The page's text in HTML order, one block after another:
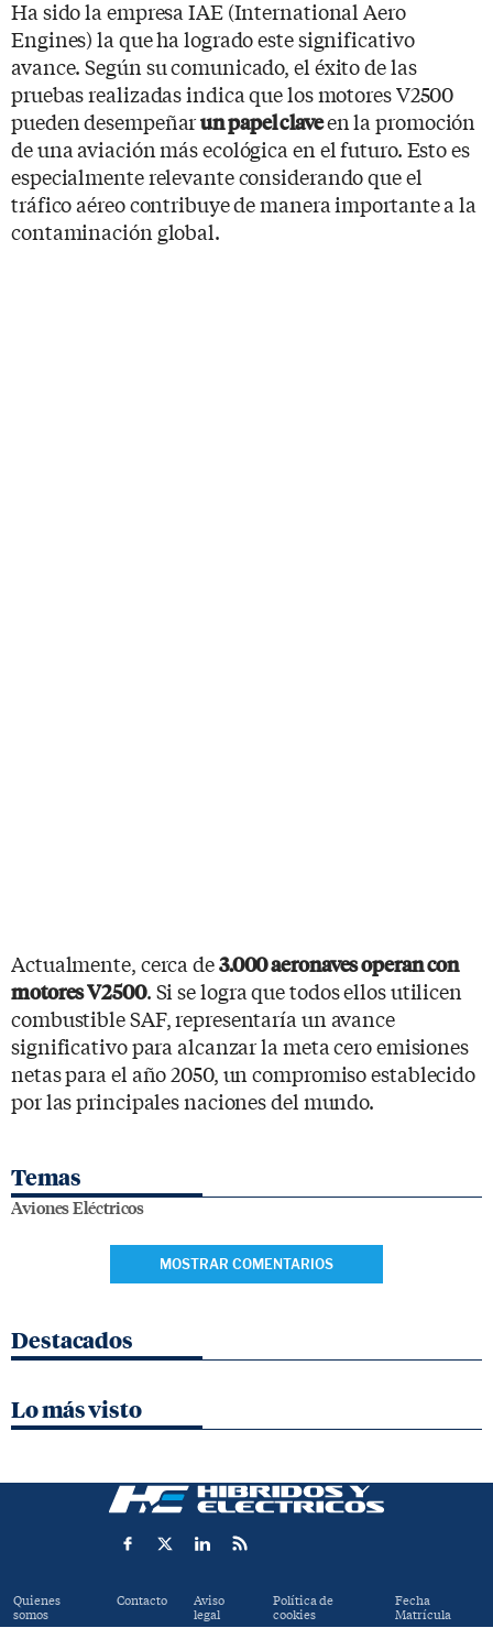
Ha sido la empresa IAE (International Aero
Engines) la que ha logrado este significativo
avance. Según su comunicado, el éxito de las
pruebas realizadas indica que los motores V2500
pueden desempeñarun papel claveen la promoción
de una aviación más ecológica en el futuro. Esto es
especialmente relevante considerando que el
tráfico aéreo contribuye de manera importante a la
contaminación global.
Actualmente, cerca de3.000 aeronaves operan con
motores V2500. Si se logra que todos ellos utilicen
combustible SAF, representaría un avance
significativo para alcanzar la meta cero emisiones
netas para el año 2050, un compromiso establecido
por las principales naciones del mundo.
Temas
Aviones Eléctricos
MOSTRAR COMENTARIOS
Destacados
Lo más visto
Quienes
somos
Contacto Aviso
legal
Política de
cookies
Fecha
Matrícula